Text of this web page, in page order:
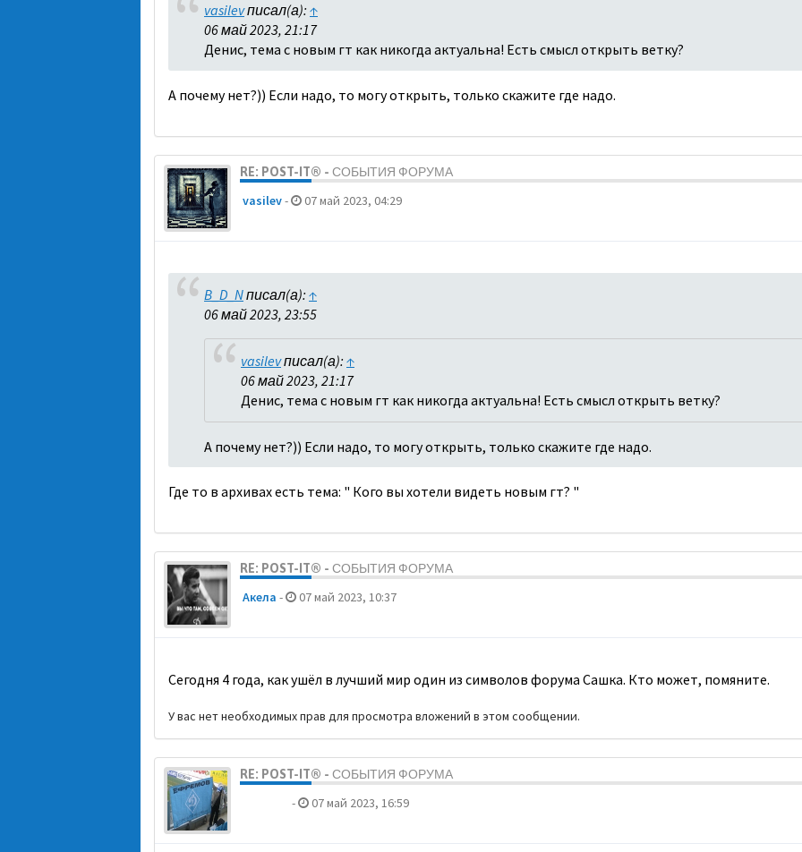
vasilevписал(а): ↑
06 май 2023, 21:17
Денис, тема с новым гт как никогда актуальна! Есть смысл открыть ветку?
А почему нет?)) Если надо, то могу открыть, только скажите где надо.
RE: POST-IT® - СОБЫТИЯ ФОРУМА
vasilev- 07 май 2023, 04:29
B_D_Nписал(а): ↑
06 май 2023, 23:55
vasilevписал(а): ↑
06 май 2023, 21:17
Денис, тема с новым гт как никогда актуальна! Есть смысл открыть ветку?
А почему нет?)) Если надо, то могу открыть, только скажите где надо.
Где то в архивах есть тема: " Кого вы хотели видеть новым гт? "
RE: POST-IT® - СОБЫТИЯ ФОРУМА
Акела - 07 май 2023, 10:37
Сегодня 4 года, как ушёл в лучший мир один из символов форума Сашка. Кто может, помяните.
У вас нет необходимых прав для просмотра вложений в этом сообщении.
RE: POST-IT® - СОБЫТИЯ ФОРУМА
- 07 май 2023, 16:59